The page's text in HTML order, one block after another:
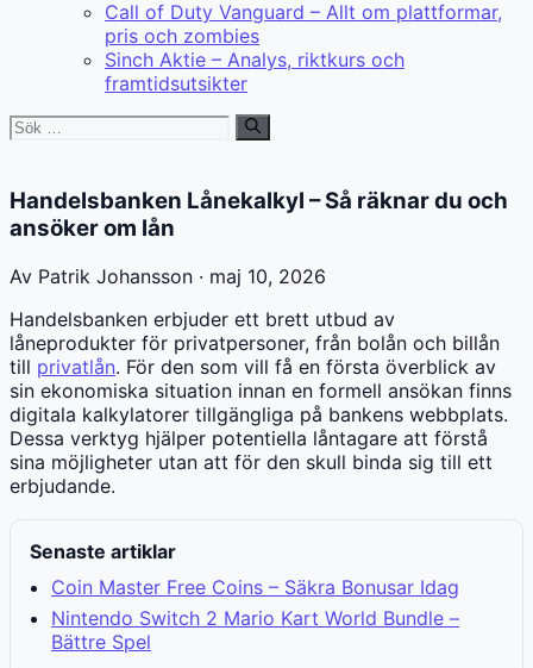
Call of Duty Vanguard – Allt om plattformar,
pris och zombies
Sinch Aktie – Analys, riktkurs och
framtidsutsikter
Sök
Handelsbanken Lånekalkyl – Så räknar du och
ansöker om lån
Av Patrik Johansson · maj 10, 2026
Handelsbanken erbjuder ett brett utbud av
låneprodukter för privatpersoner, från bolån och billån
till privatlån. För den som vill få en första överblick av
sin ekonomiska situation innan en formell ansökan finns
digitala kalkylatorer tillgängliga på bankens webbplats.
Dessa verktyg hjälper potentiella låntagare att förstå
sina möjligheter utan att för den skull binda sig till ett
erbjudande.
Senaste artiklar
Coin Master Free Coins – Säkra Bonusar Idag
Nintendo Switch 2 Mario Kart World Bundle –
Bättre Spel